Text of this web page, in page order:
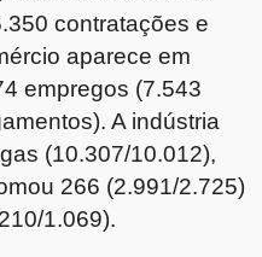
contratações e
aparece em
empregos (7.543
A indústria
(10.307/10.012),
266 (2.991/2.725)
1.069).